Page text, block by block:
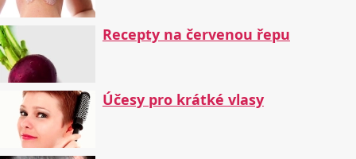
Recepty na červenou řepu
Účesy pro krátké vlasy